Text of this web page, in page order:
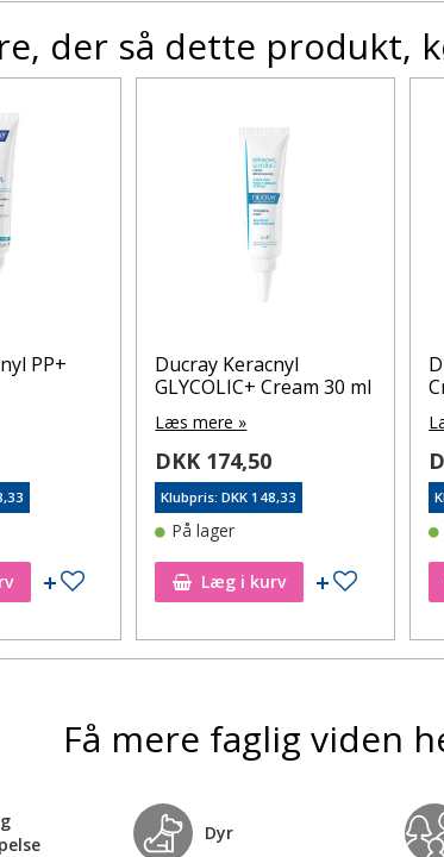
der så dette produkt,
PP+
Tilføj til ønskeseddel
Ducray Keracnyl
GLYCOLIC+ Cream 30 ml
Læs mere »
DKK 174,50
Klubpris: DKK 148,33
På lager
Læg i kurv Tilføj til
Få mere faglig viden
Dyr